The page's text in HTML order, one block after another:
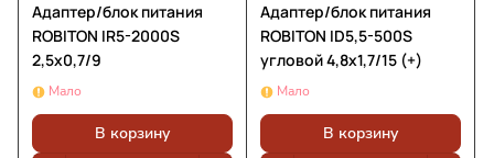
Адаптер/блок питания
ROBITON IR5-2000S
2,5х0,7/9
Мало
В корзину
Адаптер/блок питания
ROBITON ID5,5-500S
угловой 4,8x1,7/15 (+)
Мало
В корзину